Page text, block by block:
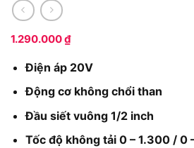
1.290.000₫
Điện áp 20V
Động cơ không chổi than
Đầu siết vuông 1/2 inch
Tốc độ không tải 0 – 1.300 / 0